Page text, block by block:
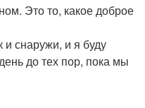
Это то, какое доброе
и снаружи, и я буду
до тех пор, пока мы